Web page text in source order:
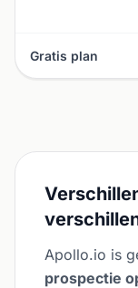
Gratis plan
Apollo.io is
prospectie